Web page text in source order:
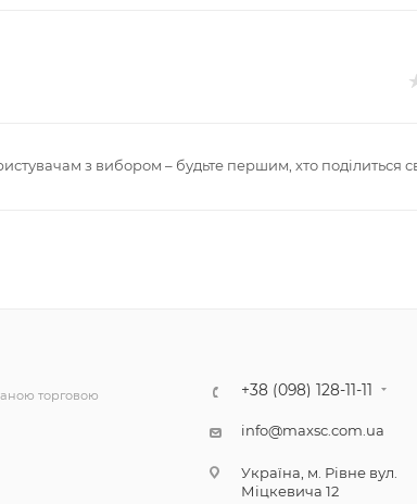
з вибором – будьте першим, хто поділиться
торговою
+38 (098) 128-11-11
info@maxsc.com.ua
Українa, м. Рівне вул.
Міцкевича 12